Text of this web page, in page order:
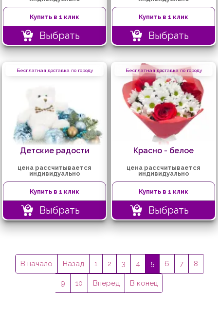
Купить в 1 клик
Выбрать
Купить в 1 клик
Выбрать
Бесплатная доставка по городу
Детские радости
цена рассчитывается
индивидуально
Купить в 1 клик
Выбрать
Бесплатная доставка по городу
Красно - белое
цена рассчитывается
индивидуально
Купить в 1 клик
Выбрать
В начало Назад 1 2 3 4 5 6 7 8
9 10 Вперед В конец